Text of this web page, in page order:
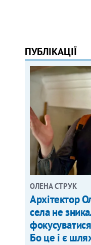
ПУБЛІКАЦІЇ
ОЛЕНА СТРУК
Архітектор
села не
Бо це і є